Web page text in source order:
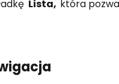
Lista, która